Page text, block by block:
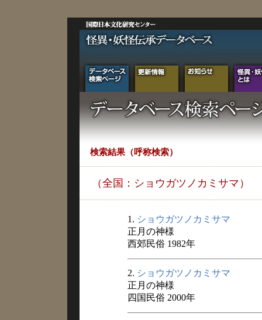
検索結果（呼称検索）
（全国：ショウガツノカミサマ）
1. ショウガツノカミサマ
正月の神様
西郊民俗 1982年
2. ショウガツノカミサマ
正月の神様
四国民俗 2000年